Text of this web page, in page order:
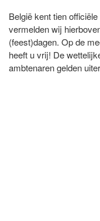
België kent tien
vermelden wij
(feest)dagen. Op de
heeft u vrij! De
ambtenaren gelden